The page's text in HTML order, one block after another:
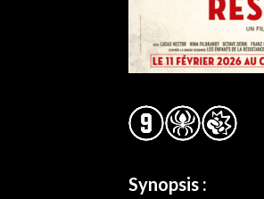
Synopsis :